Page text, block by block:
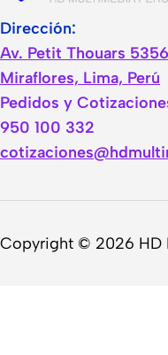
Dirección:
Av. Petit Thouars
Miraflores, Lima, Perú
Pedidos y
950 100 332
Copyright © 2026 HD